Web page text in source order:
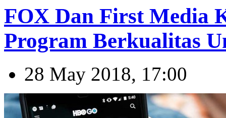
FOX Dan First Media
Program Berkualitas
28 May 2018, 17:00